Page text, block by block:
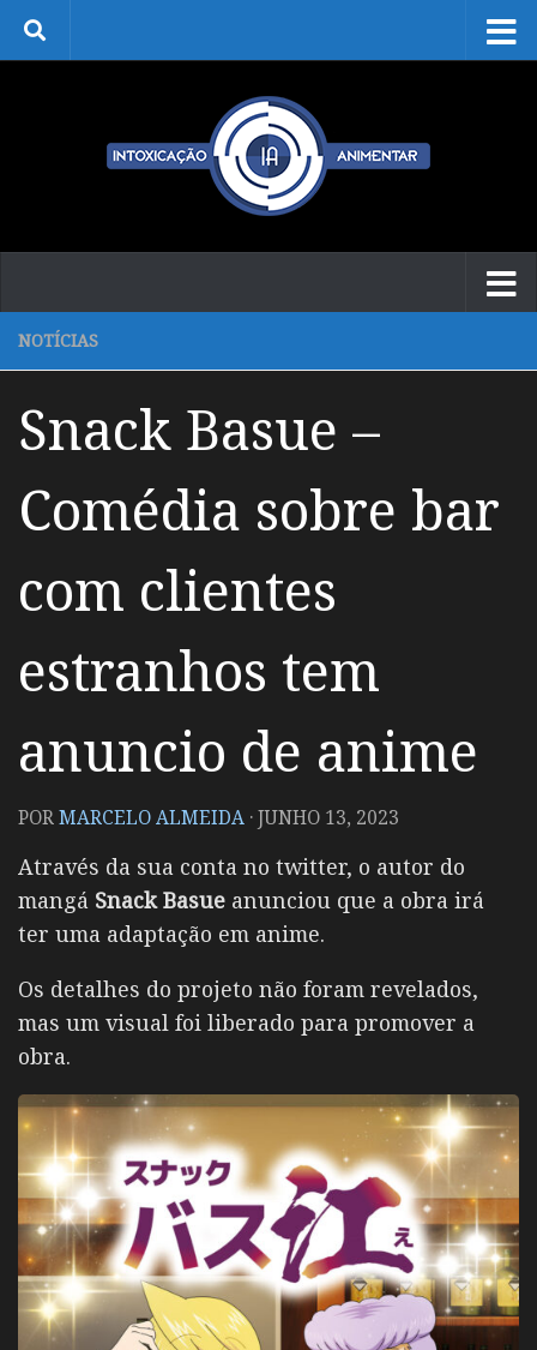
Skip to content
NOTÍCIAS
Snack Basue –
Comédia sobre bar
com clientes
estranhos tem
anuncio de anime
PORMARCELO ALMEIDA ·JUNHO 13, 2023
Através da sua conta no twitter, o autor do
mangá Snack Basue anunciou que a obra irá
ter uma adaptação em anime.
Os detalhes do projeto não foram revelados,
mas um visual foi liberado para promover a
obra.